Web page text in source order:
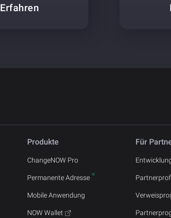
Erfahren
Produkte
ChangeNOW Pro
Permanente Adresse
Mobile Anwendung
NOW Wallet
Für